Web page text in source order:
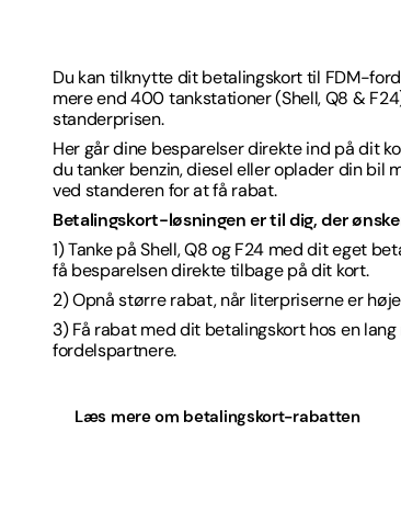
Du kan tilknytte dit betalingskort til FDM-
mere end 400 tankstationer (Shell, Q8 &
standerprisen.
Her går dine besparelser direkte ind på dit
du tanker benzin, diesel eller oplader din bil
ved standeren for at få rabat.
Betalingskort-løsningen er til dig, der
1) Tanke på Shell, Q8 og F24 med dit eget
få besparelsen direkte tilbage på dit kort.
2) Opnå større rabat, når literpriserne er
3) Få rabat med dit betalingskort hos en
fordelspartnere.
Læs mere om betalingskort-rabatten